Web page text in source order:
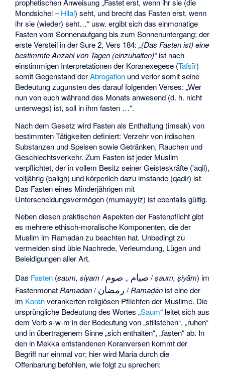
prophetischen Anweisung „Fastet erst, wenn ihr sie (die
Mondsichel –Hilal) seht, und brecht das Fasten erst, wenn
ihr sie (wieder) seht…“ usw. ergibt sich das einmonatige
Fasten vom Sonnenaufgang bis zum Sonnenuntergang; der
erste Versteil in der Sure 2, Vers 184:„(Das Fasten ist) eine
bestimmte Anzahl von Tagen (einzuhalten)“ist nach
einstimmigen Interpretationen der Koranexegese (Tafsīr)
somit Gegenstand derAbrogation und verlor somit seine
Bedeutung zugunsten des darauf folgenden Verses: „Wer
nun von euch während des Monats anwesend (d. h. nicht
unterwegs) ist, soll in ihm fasten …“.
Nach dem Gesetz wird Fasten als Enthaltung (imsak) von
bestimmten Tätigkeiten definiert: Verzehr von irdischen
Substanzen und Speisen sowie Getränken, Rauchen und
Geschlechtsverkehr. Zum Fasten ist jeder Muslim
verpflichtet, der in vollem Besitz seiner Geisteskräfte ('aqil),
volljährig (baligh) und körperlich dazu imstande (qadir) ist.
Das Fasten eines Minderjährigen mit
Unterscheidungsvermögen (mumayyiz) ist ebenfalls gültig.
Neben diesen praktischen Aspekten der Fastenpflicht gibt
es mehrere ethisch-moralische Komponenten, die der
Muslim im Ramadan zu beachten hat. Unbedingt zu
vermeiden sind üble Nachrede, Verleumdung, Lügen und
Beleidigungen aller Art.
Das Fasten (saum, siyam /صيام , صوم /ṣaum, ṣiyām) im
Fastenmonat Ramadan/رمضان /Ramaḍān ist eine der
im Koranverankerten religiösen Pflichten der Muslime. Die
ursprüngliche Bedeutung des Wortes „Saum“ leitet sich aus
dem Verb s-w-m in der Bedeutung von „stillstehen“, „ruhen“
und in übertragenem Sinne „sich enthalten“, „fasten“ ab. In
den in Mekka entstandenen Koranversen kommt der
Begriff nur einmal vor; hier wird Maria durch die
Offenbarung befohlen, wie folgt zu sprechen: